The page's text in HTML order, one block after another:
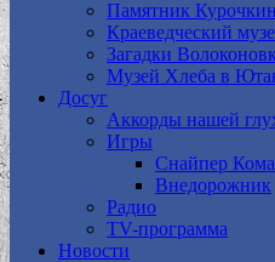
Памятник
Краеведческий
Загадки
Музей Хлеба в
Досуг
Аккорды нашей
Игры
Снайпер
Внедорожник
Радио
TV-программа
Новости